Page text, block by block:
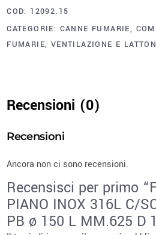
COD: 12092.15
CATEGORIE: CANNE FUMARIE,
FUMARIE, VENTILAZIONE E
Recensioni (0)
Recensioni
Ancora non ci sono recensioni.
Recensisci per primo
PIANO INOX 316L C/
PB ø 150 L MM.625 D